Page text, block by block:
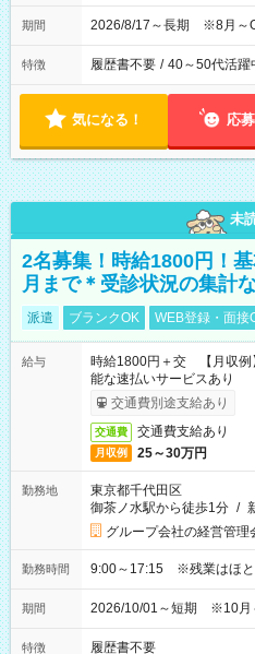
期間 2026/8/17～長期 ※8月～
特徴 履歴書不要 / 40～50代活躍
気になる！ 応
未
2名募集！時給1800円！
月まで＊受診状況の集計
派遣 ブランクOK WEB登録・面接
給与
時給1800円＋交 【月収
能な速払いサービスあり
交通費別途支給あり
交通費 交通費支給あり
月収例 25～30万円
勤務地
東京都千代田区
御茶ノ水駅から徒歩1分 /
グループ会社の経営管理
勤務時間 9:00～17:15 ※残業はほと
期間 2026/10/01～短期 ※10月
特徴 履歴書不要